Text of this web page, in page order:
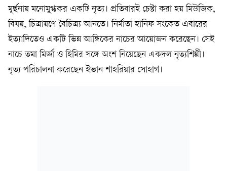
মূর্ছনায় মনোমুগ্ধকর একটি নৃত্য। প্রতিবারই চেষ্টা করা হয় মিউজিক,
বিষয়, চিত্রায়ণে বৈচিত্র্য আনতে। নির্মাতা হানিফ সংকেত এবারের
ইত্যাদিতেও একটি ভিন্ন আঙ্গিকের নাচের আয়োজন করেছেন। সেই
নাচে তমা মির্জা ও হিমির সঙ্গে অংশ নিয়েছেন একদল নৃত্যশিল্পী।
নৃত্য পরিচালনা করেছেন ইভান শাহরিয়ার সোহাগ।